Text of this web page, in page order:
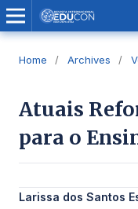
Home / Archives /
Atuais
para o
Larissa dos Santos